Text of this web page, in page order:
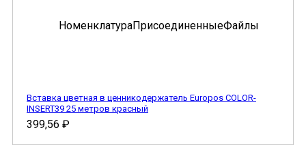
Вставка цветная в ценникодержатель Europos COLOR-
INSERT39 25 метров красный
399,56 ₽